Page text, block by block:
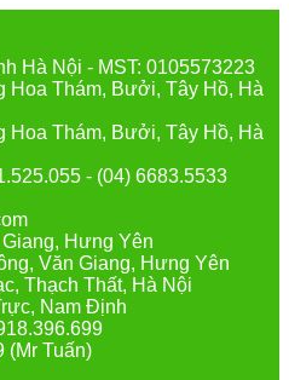
Hà Nội - MST: 0105573223
Hoa Thám, Bưởi, Tây Hồ, Hà
Hoa Thám, Bưởi, Tây Hồ, Hà
- (04) 6683.5533
Hưng Yên
Văn Giang, Hưng Yên
Thạch Thất, Hà Nội
Nam Định
(Mr Tuấn)